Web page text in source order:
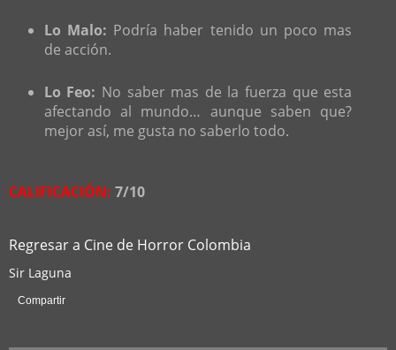
Lo Malo: Podría haber tenido un poco mas
de acción.
Lo Feo: No saber mas de la fuerza que esta
afectando al mundo… aunque saben que?
mejor así, me gusta no saberlo todo.
CALIFICACIÓN: 7/10
Regresar a Cine de Horror Colombia
Sir Laguna
Compartir